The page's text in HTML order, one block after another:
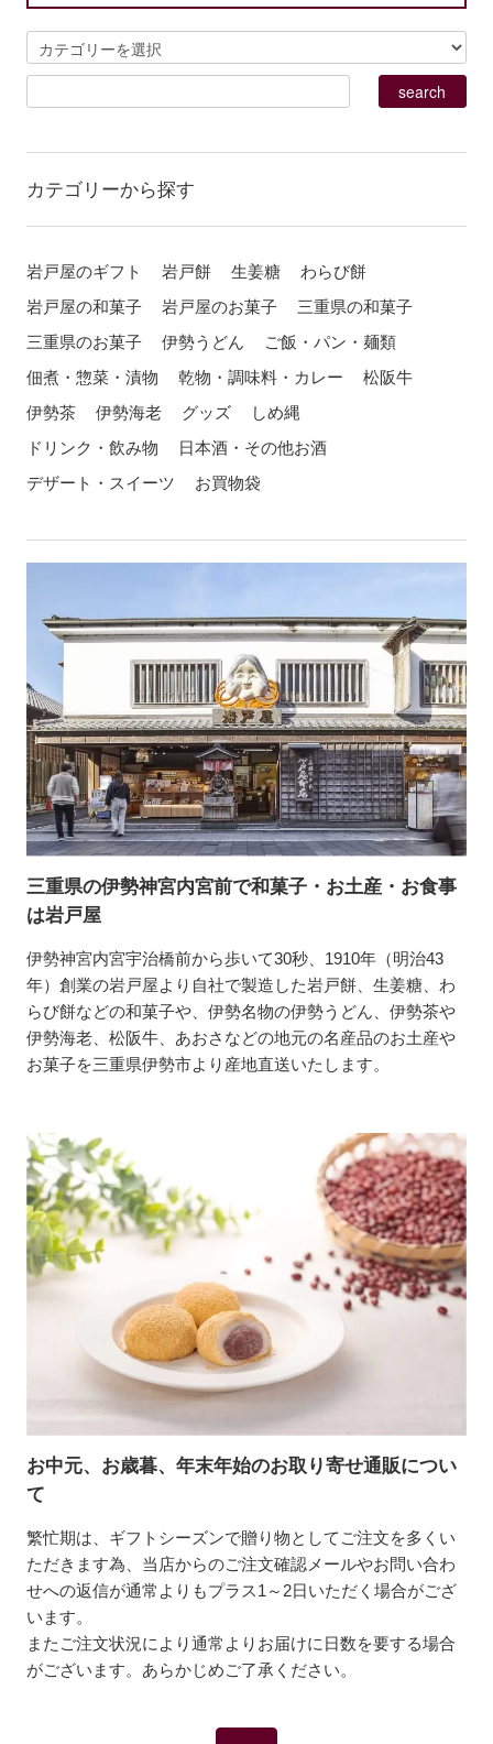
カテゴリーから探す
岩戸屋のギフト 岩戸餅 生姜糖
わらび餅
岩戸屋の和菓子
岩戸屋のお菓子
三重県の和菓子
三重県のお菓子
伊勢うどん
ご飯・パン・麺類
佃煮・惣菜・漬物
乾物・調味料・カレー
松阪牛
伊勢茶
伊勢海老 グッズ
しめ縄
ドリンク・飲み物
日本酒・その他お酒
デザート・スイーツ
お買物袋
三重県の伊勢神宮内宮前で和菓子・お土産・お食事
は岩戸屋
伊勢神宮内宮宇治橋前から歩いて30秒、1910年（明治43
年）創業の岩戸屋より自社で製造した岩戸餅、生姜糖、わ
らび餅などの和菓子や、伊勢名物の伊勢うどん、伊勢茶や
伊勢海老、松阪牛、あおさなどの地元の名産品のお土産や
お菓子を三重県伊勢市より産地直送いたします。
お中元、お歳暮、年末年始のお取り寄せ通販につい
て
繁忙期は、ギフトシーズンで贈り物としてご注文を多くい
ただきます為、当店からのご注文確認メールやお問い合わ
せへの返信が通常よりもプラス1～2日いただく場合がござ
います。
またご注文状況により通常よりお届けに日数を要する場合
がございます。あらかじめご了承ください。